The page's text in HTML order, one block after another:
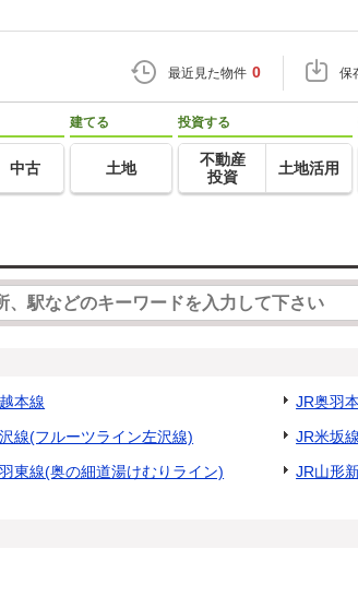
最近見た物件 0 保
中古
建てる
土地
投資する
不動産
投資
土地活用
本線
JR奥羽
線(フルーツライン左沢線)
JR米坂線
東線(奥の細道湯けむりライン) JR山形